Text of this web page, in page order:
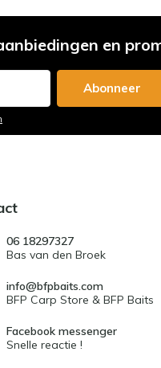
en
Abonneer
06 18297327
Bas van den Broek
info@bfpbaits.com
BFP Carp Store & BFP Baits
Facebook messenger
Snelle reactie !